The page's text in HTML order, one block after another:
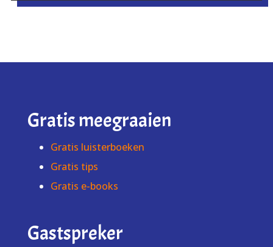
Gratis meegraaien
Gratis luisterboeken
Gratis tips
Gratis e-books
Gastspreker